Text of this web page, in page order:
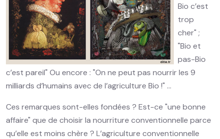
Bio c’est
trop
cher" ;
"Bio et
pas-Bio
c’est pareil" Ou encore : "On ne peut pas nourrir les 9
milliards d’humains avec de l’agriculture Bio !" …
Ces remarques sont-elles fondées ? Est-ce "une bonne
affaire" que de choisir la nourriture conventionnelle parce
qu’elle est moins chère ? L’agriculture conventionnelle